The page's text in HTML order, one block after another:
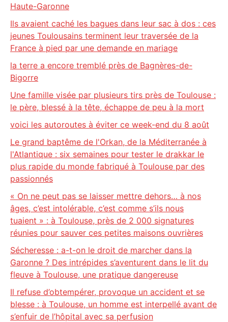
Haute-Garonne
Ils avaient caché les bagues dans leur sac à dos : ces
jeunes Toulousains terminent leur traversée de la
France à pied par une demande en mariage
la terre a encore tremblé près de Bagnères-de-
Bigorre
Une famille visée par plusieurs tirs près de Toulouse :
le père, blessé à la tête, échappe de peu à la mort
voici les autoroutes à éviter ce week-end du 8 août
Le grand baptême de l'Orkan, de la Méditerranée à
l'Atlantique : six semaines pour tester le drakkar le
plus rapide du monde fabriqué à Toulouse par des
passionnés
« On ne peut pas se laisser mettre dehors… à nos
âges, c’est intolérable, c’est comme s’ils nous
tuaient » : à Toulouse, près de 2 000 signatures
réunies pour sauver ces petites maisons ouvrières
Sécheresse : a-t-on le droit de marcher dans la
Garonne ? Des intrépides s’aventurent dans le lit du
fleuve à Toulouse, une pratique dangereuse
Il refuse d’obtempérer, provoque un accident et se
blesse : à Toulouse, un homme est interpellé avant de
s’enfuir de l’hôpital avec sa perfusion